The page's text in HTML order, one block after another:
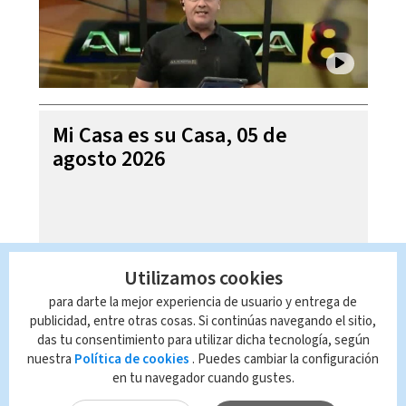
Mi Casa es su Casa, 05 de
agosto 2026
Utilizamos cookies
para darte la mejor experiencia de usuario y entrega de
publicidad, entre otras cosas. Si continúas navegando el sitio,
das tu consentimiento para utilizar dicha tecnología, según
nuestra Política de cookies . Puedes cambiar la configuración
en tu navegador cuando gustes.